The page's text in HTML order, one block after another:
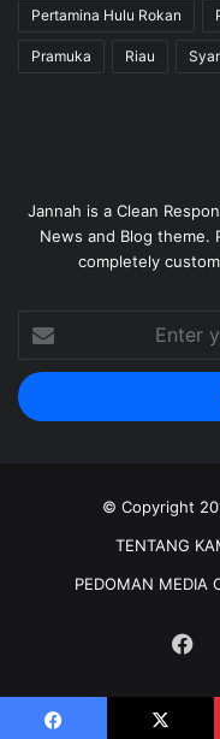
Pertamina Hulu Rokan
Pramuka Riau
Jannah is a Clean
News and Blog theme.
completely
your
Email
address
© Copyright
TENTANG
PEDOMAN MEDIA